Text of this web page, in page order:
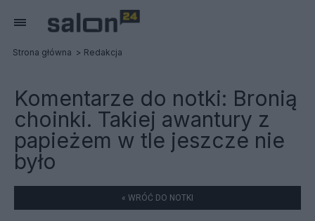
Strona główna Redakcja
Komentarze do notki: Bronią
choinki. Takiej awantury z
papieżem w tle jeszcze nie
było
« WRÓĆ DO NOTKI